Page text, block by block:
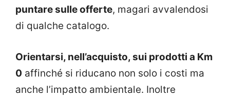
puntare sulle offerte, magari avvalendosi
di qualche catalogo.
Orientarsi, nell’acquisto, sui prodotti a Km
0 affinché si riducano non solo i costi ma
anche l’impatto ambientale. Inoltre